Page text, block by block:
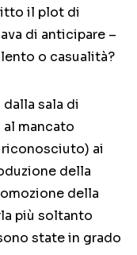
il plot di
di anticipare –
o casualità?
sala di
mancato
ai
della
della
più soltanto
state in grado